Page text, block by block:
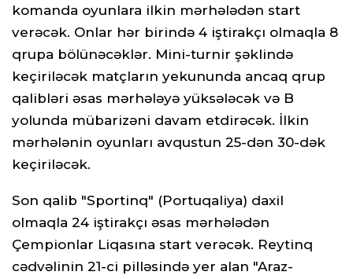
komanda oyunlara ilkin mərhələdən start
verəcək. Onlar hər birində 4 iştirakçı olmaqla 8
qrupa bölünəcəklər. Mini-turnir şəklində
keçiriləcək matçların yekununda ancaq qrup
qalibləri əsas mərhələyə yüksələcək və B
yolunda mübarizəni davam etdirəcək. İlkin
mərhələnin oyunları avqustun 25-dən 30-dək
keçiriləcək.
Son qalib "Sportinq" (Portuqaliya) daxil
olmaqla 24 iştirakçı əsas mərhələdən
Çempionlar Liqasına start verəcək. Reytinq
cədvəlinin 21-ci pilləsində yer alan "Araz-